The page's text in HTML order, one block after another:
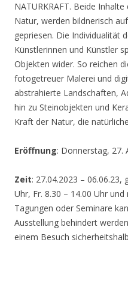
NATURKRAFT. Beide
Natur, werden bildnerisch
gepriesen. Die Individualität
Künstlerinnen und Künstler
Objekten wider. So reichen
fotogetreuer Malerei und
abstrahierte Landschaften,
hin zu Steinobjekten und
Kraft der Natur, die
Eröffnung: Donnerstag, 27.
Zeit: 27.04.2023 –
Uhr, Fr. 8.30 – 14.00 Uhr
Tagungen oder Seminare
Ausstellung behindert
einem Besuch